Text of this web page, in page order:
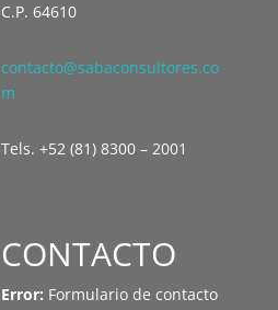
C.P. 64610
contacto@sabaconsultores.co
m
Tels. +52 (81) 8300 – 2001
CONTACTO
Error: Formulario de contacto